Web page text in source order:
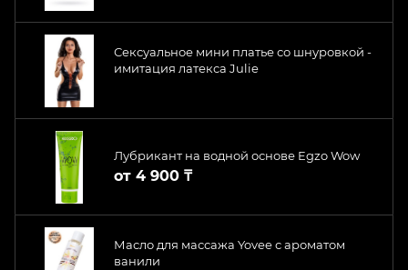
Сексуальное мини платье со шнуровкой -
имитация латекса Julie
Лубрикант на водной основе Egzo Wow
от 4 900 ₸
Масло для массажа Yovee с ароматом
ванили